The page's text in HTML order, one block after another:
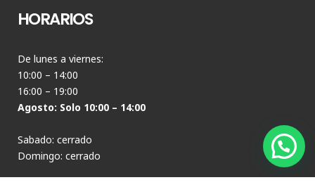
HORARIOS
De lunes a viernes:
10:00 – 14:00
16:00 – 19:00
Agosto: Solo 10:00 – 14:00
Sabado: cerrado
Domingo: cerrado